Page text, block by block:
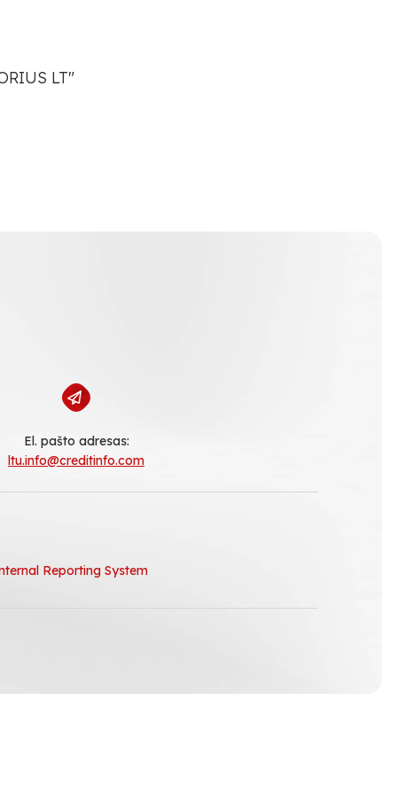
LT"
El. pašto adresas:
ltu.info@creditinfo.com
Reporting System